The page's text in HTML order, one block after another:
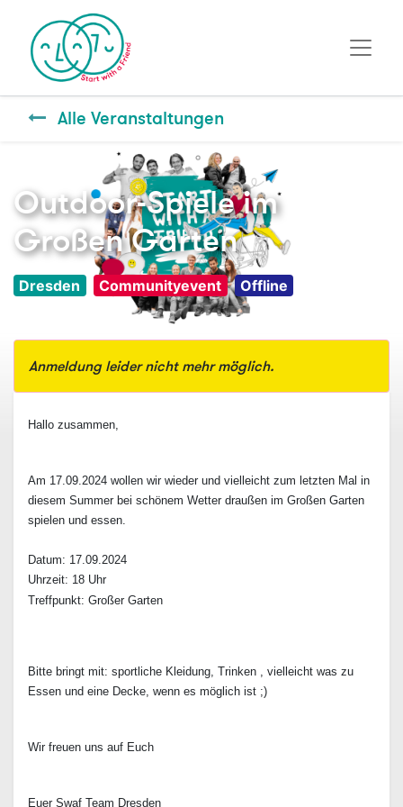
Alle Veranstaltungen
Outdoor-Spiele im
Großen Garten
Dresden Communityevent Offline
Anmeldung leider nicht mehr möglich.
Hallo zusammen,
Am 17.09.2024 wollen wir wieder und vielleicht zum letzten Mal in
diesem Summer bei schönem Wetter draußen im Großen Garten
spielen und essen.
Datum: 17.09.2024
Uhrzeit: 18 Uhr
Treffpunkt: Großer Garten
Bitte bringt mit: sportliche Kleidung, Trinken , vielleicht was zu
Essen und eine Decke, wenn es möglich ist ;)
Wir freuen uns auf Euch
Euer Swaf Team Dresden